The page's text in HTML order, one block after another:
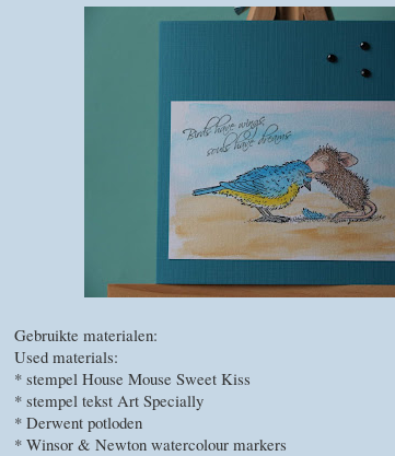
Gebruikte materialen:
Used materials:
* stempel House Mouse Sweet Kiss
* stempel tekst Art Specially
* Derwent potloden
* Winsor & Newton watercolour markers